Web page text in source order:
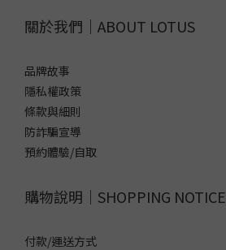
關於我們｜ABOUT LOTUS
品牌故事
隱私權政策
條款與細則
防詐騙宣導
預約體驗/自取
購物說明｜SHOPPING NOTICE
付款/運送方式